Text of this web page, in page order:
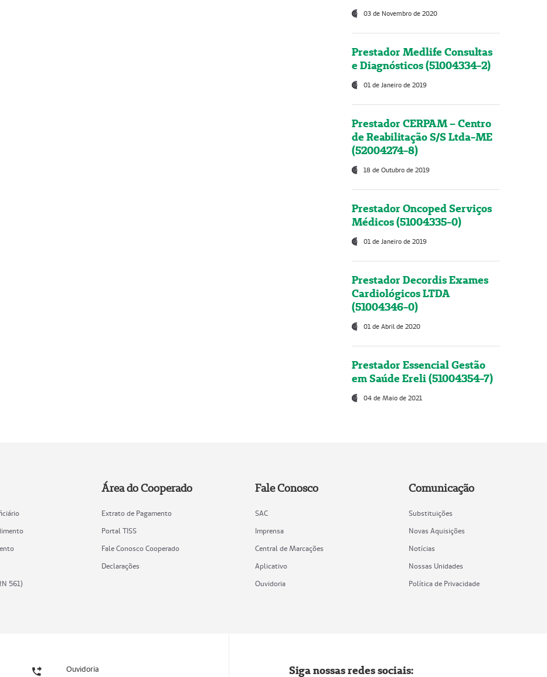
03 de Novembro de 2020
Prestador Medlife Consultas
e Diagnósticos (51004334-2)
01 de Janeiro de 2019
Prestador CERPAM – Centro
de Reabilitação S/S Ltda-ME
(52004274-8)
18 de Outubro de 2019
Prestador Oncoped Serviços
Médicos (51004335-0)
01 de Janeiro de 2019
Prestador Decordis Exames
Cardiológicos LTDA
(51004346-0)
01 de Abril de 2020
Prestador Essencial Gestão
em Saúde Ereli (51004354-7)
04 de Maio de 2021
561)
Área do Cooperado
Extrato de Pagamento
Portal TISS
Fale Conosco Cooperado
Declarações
Fale Conosco
SAC
Imprensa
Central de Marcações
Aplicativo
Ouvidoria
Comunicação
Substituições
Novas Aquisições
Notícias
Nossas Unidades
Política de Privacidade
Ouvidoria Siga nossas redes sociais: